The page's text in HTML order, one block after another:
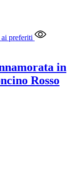
preferiti
in
Rosso